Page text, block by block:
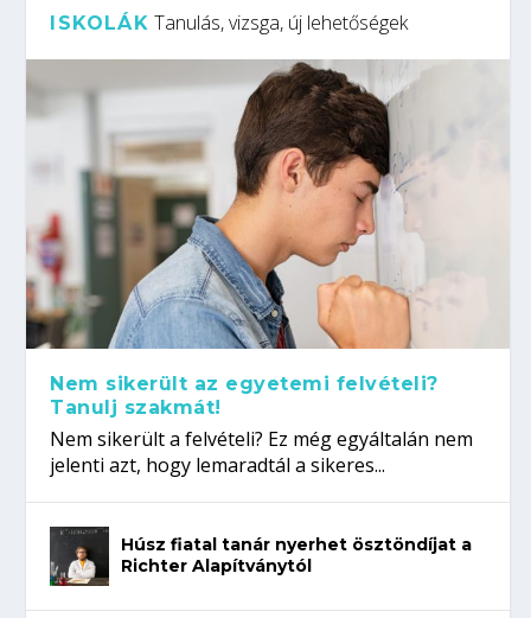
ISKOLÁK Tanulás, vizsga, új lehetőségek
Nem sikerült az egyetemi felvételi?
Tanulj szakmát!
Nem sikerült a felvételi? Ez még egyáltalán nem
jelenti azt, hogy lemaradtál a sikeres...
Húsz fiatal tanár nyerhet ösztöndíjat a
Richter Alapítványtól